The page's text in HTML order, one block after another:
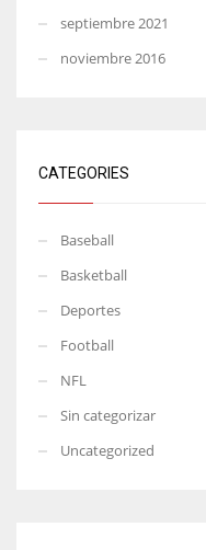
septiembre 2021
noviembre 2016
CATEGORIES
Baseball
Basketball
Deportes
Football
NFL
Sin categorizar
Uncategorized